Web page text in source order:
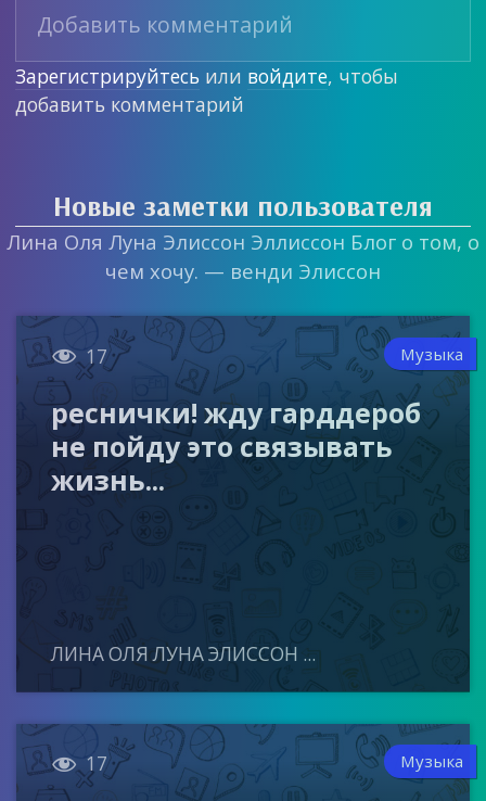
Зарегистрируйтесь или войдите, чтобы
добавить комментарий
Новые заметки пользователя
Лина Оля Луна Элиссон Эллиссон Блог о том, о
чем хочу. — венди Элиссон
 17 Музыка
реснички! жду гарддероб
не пойду это связывать
жизнь...
ЛИНА ОЛЯ ЛУНА ЭЛИССОН ...
 17 Музыка